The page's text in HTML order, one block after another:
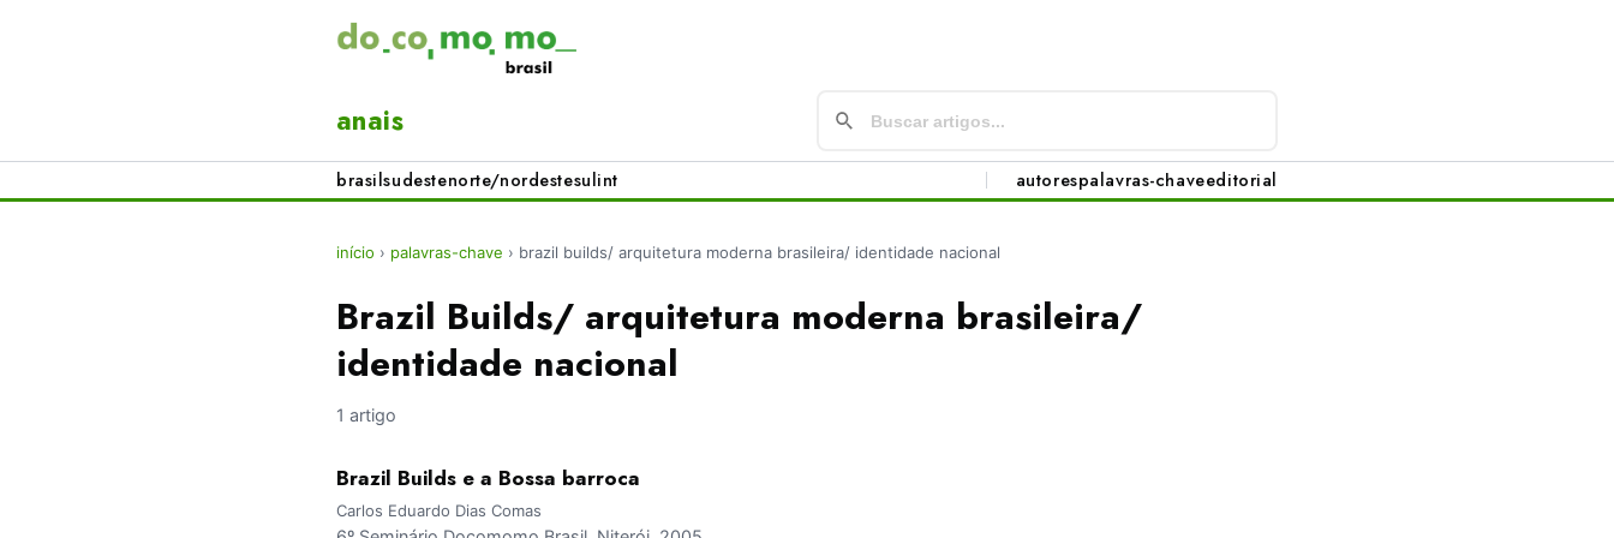
anais
brasilsudestenorte/nordestesulint autorespalavras-chaveeditorial
início › palavras-chave › brazil builds/ arquitetura moderna brasileira/ identidade nacional
Brazil Builds/ arquitetura moderna brasileira/
identidade nacional
1 artigo
Brazil Builds e a Bossa barroca
Carlos Eduardo Dias Comas